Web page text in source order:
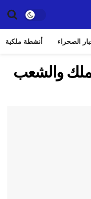
الصحراء أنشطة ملكية
والشعب